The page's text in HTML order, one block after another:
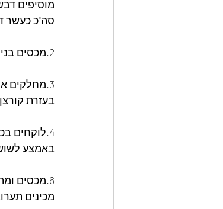
סה"כ כעשר
2.מכסים בניילון נצמד ומתפיחים כשעה וחצי להכפלת הנפח.
3.מחלקים את הבצק ל-3 ומרדדים כל חלק למלבן מעט דק.
בעזרת
4.לוקחים
באמצע
6.מכסים ומתפיחים כ20 דקות בלבד!
מכינים תערובת הברשה: 1 ביצה + 1